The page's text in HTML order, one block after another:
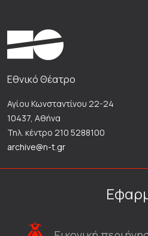
Εθνικό Θέατρο
Αγίου Κωνσταντίνου 22-24
10437, Αθήνα
Τηλ. κέντρο 210 5288100
archive@n-t.gr